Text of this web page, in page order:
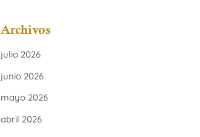
Archivos
julio 2026
junio 2026
mayo 2026
abril 2026